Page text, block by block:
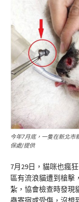
今年7月底，一隻在新北
保處/提供
7月29日，貓咪也瘋
區有流浪貓遭到槍擊
紮，協會檢查時發現